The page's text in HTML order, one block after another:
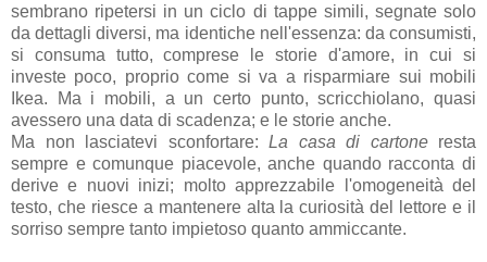
sembrano ripetersi in un ciclo di tappe simili, segnate solo
da dettagli diversi, ma identiche nell'essenza: da consumisti,
si consuma tutto, comprese le storie d'amore, in cui si
investe poco, proprio come si va a risparmiare sui mobili
Ikea. Ma i mobili, a un certo punto, scricchiolano, quasi
avessero una data di scadenza; e le storie anche.
Ma non lasciatevi sconfortare: La casa di cartoneresta
sempre e comunque piacevole, anche quando racconta di
derive e nuovi inizi; molto apprezzabile l'omogeneità del
testo, che riesce a mantenere alta la curiosità del lettore e il
sorriso sempre tanto impietoso quanto ammiccante.